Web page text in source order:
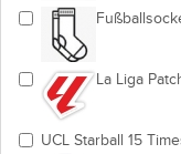
La Liga
UCL Starball 15